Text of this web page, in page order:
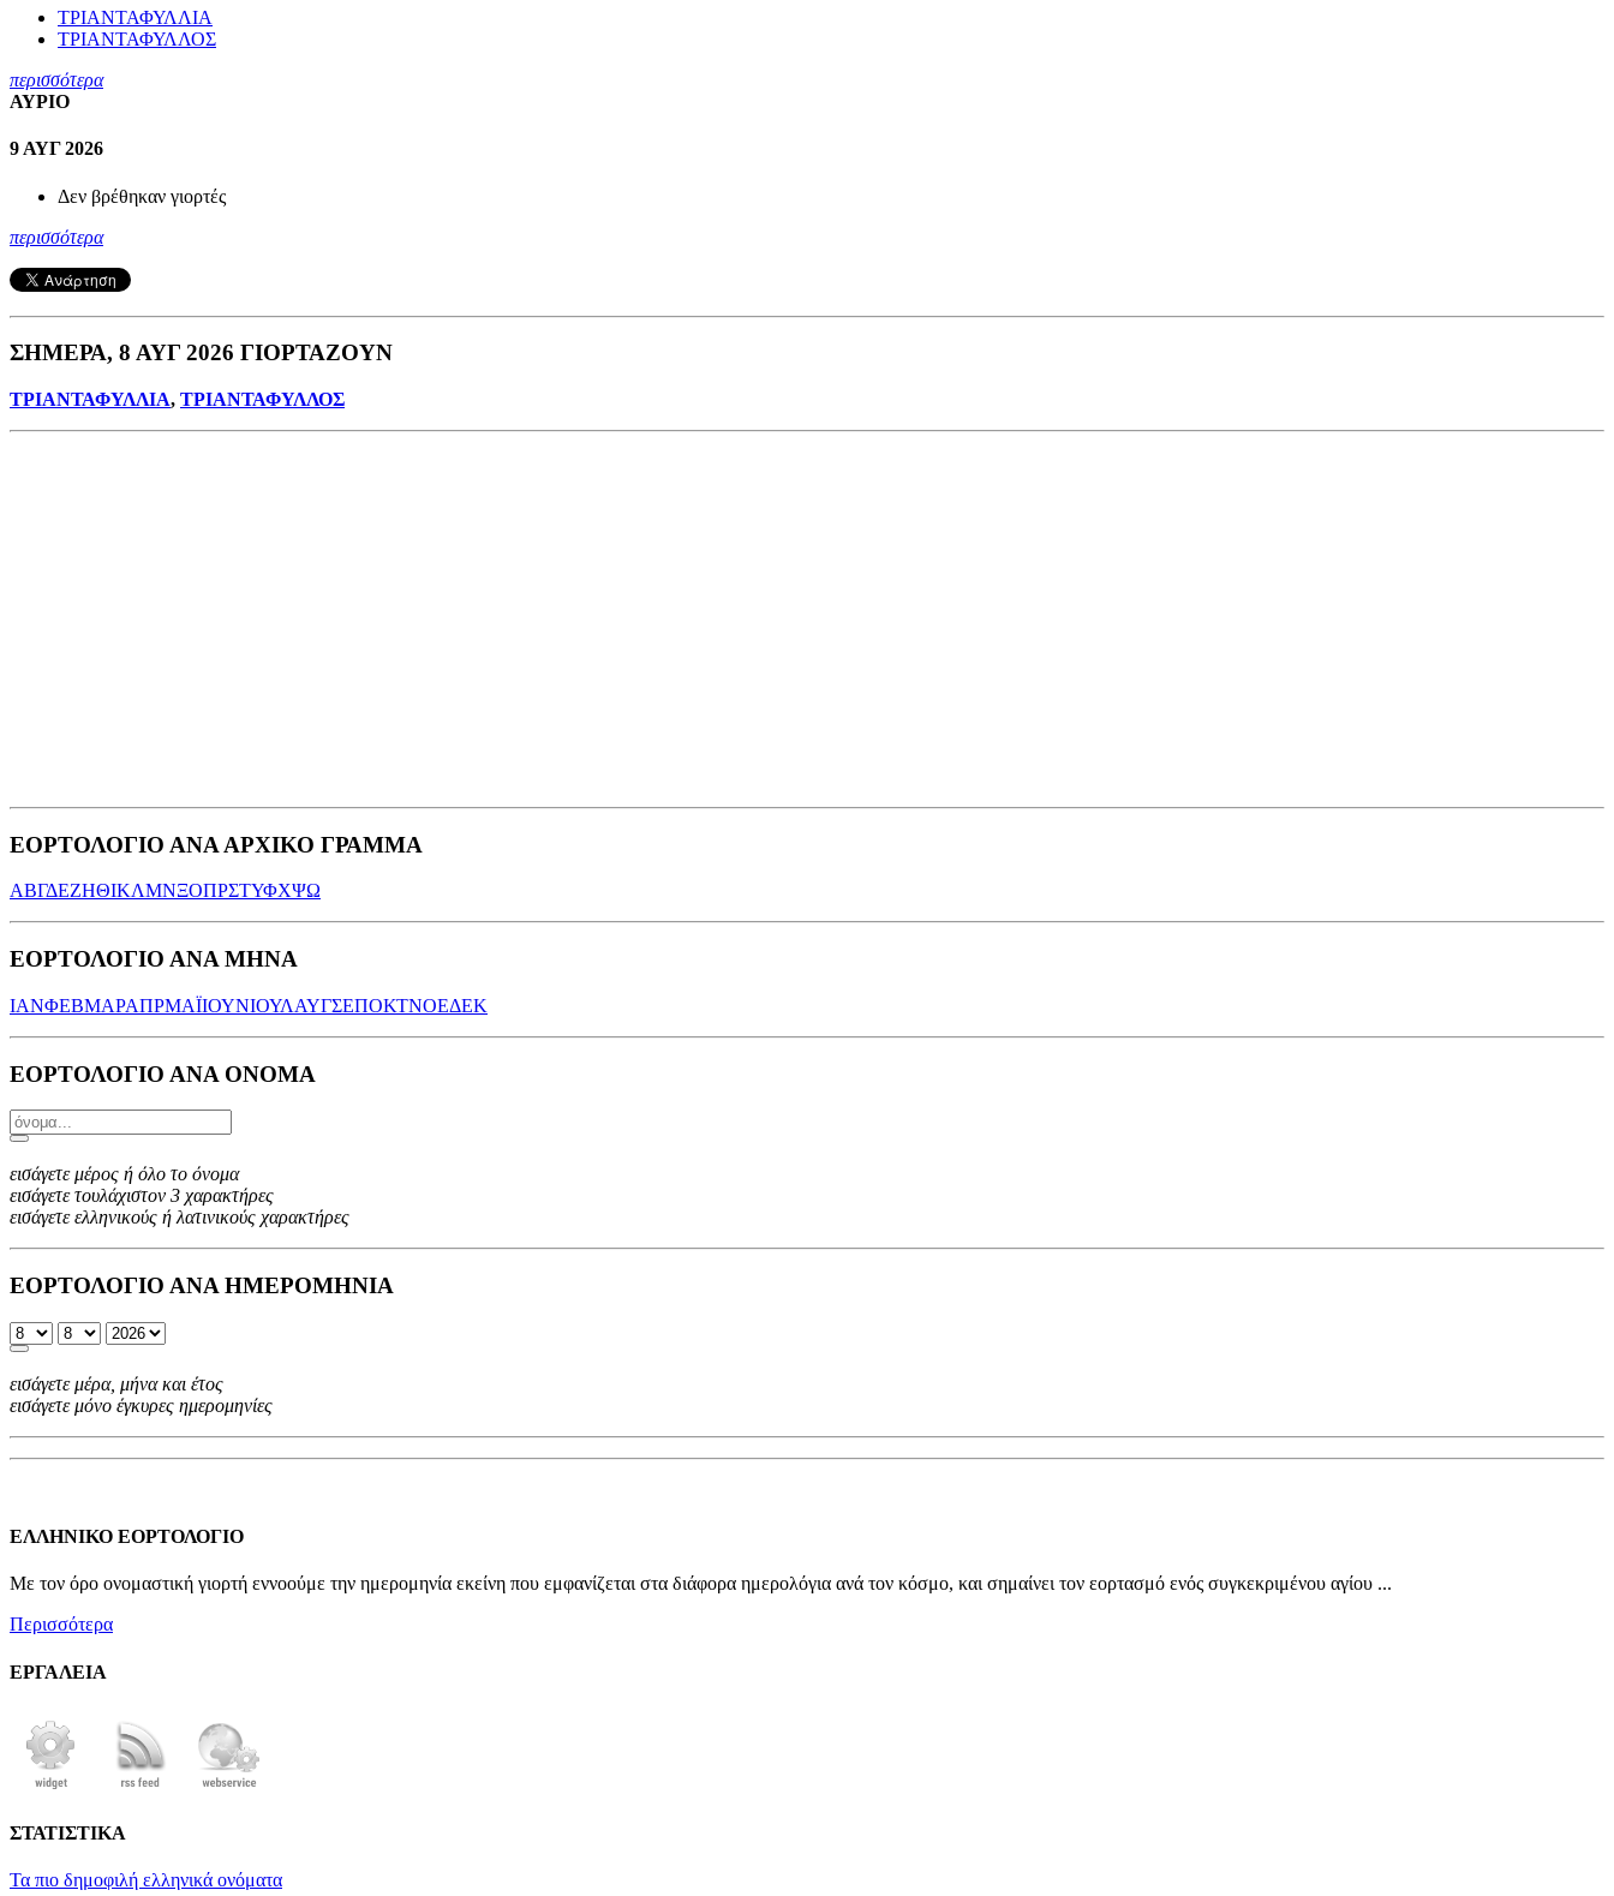
ΤΡΙΑΝΤΑΦΥΛΛΙΑ
ΤΡΙΑΝΤΑΦΥΛΛΟΣ
περισσότερα
ΑΥΡΙΟ
9 ΑΥΓ 2026
Δεν βρέθηκαν γιορτές
περισσότερα
ΣΗΜΕΡΑ, 8 ΑΥΓ 2026 ΓΙΟΡΤΑΖΟΥΝ
ΤΡΙΑΝΤΑΦΥΛΛΙΑ, ΤΡΙΑΝΤΑΦΥΛΛΟΣ
ΕΟΡΤΟΛΟΓΙΟ ΑΝΑ ΑΡΧΙΚΟ ΓΡΑΜΜΑ
ΑΒΓΔΕΖΗΘΙΚΛΜΝΞΟΠΡΣΤΥΦΧΨΩ
ΕΟΡΤΟΛΟΓΙΟ ΑΝΑ ΜΗΝΑ
ΙΑΝΦΕΒΜΑΡΑΠΡΜΑΪΙΟΥΝΙΟΥΛΑΥΓΣΕΠΟΚΤΝΟΕΔΕΚ
ΕΟΡΤΟΛΟΓΙΟ ΑΝΑ ΟΝΟΜΑ
εισάγετε μέρος ή όλο το όνομα
εισάγετε τουλάχιστον 3 χαρακτήρες
εισάγετε ελληνικούς ή λατινικούς χαρακτήρες
ΕΟΡΤΟΛΟΓΙΟ ΑΝΑ ΗΜΕΡΟΜΗΝΙΑ
εισάγετε μέρα, μήνα και έτος
εισάγετε μόνο έγκυρες ημερομηνίες
ΕΛΛΗΝΙΚΟ ΕΟΡΤΟΛΟΓΙΟ
Με τον όρο ονομαστική γιορτή εννοούμε την ημερομηνία εκείνη που εμφανίζεται στα διάφορα ημερολόγια ανά τον κόσμο, και σημαίνει τον εορτασμό ενός συγκεκριμένου αγίου ...
Περισσότερα
ΕΡΓΑΛΕΙΑ
ΣΤΑΤΙΣΤΙΚΑ
Τα πιο δημοφιλή ελληνικά ονόματα